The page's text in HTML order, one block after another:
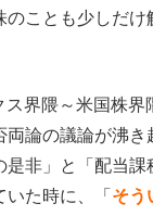
のことも少しだけ
ス界隈～米国株界
両論の議論が沸き
是非」と「配当課
た時に、「 そう